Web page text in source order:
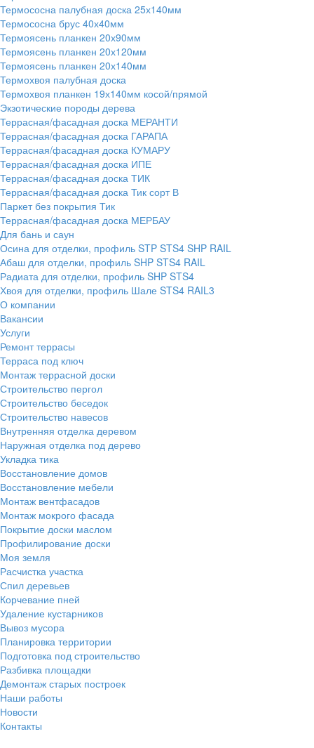
Термососна палубная доска 25х140мм
Термососна брус 40х40мм
Термоясень планкен 20х90мм
Термоясень планкен 20х120мм
Термоясень планкен 20х140мм
Термохвоя палубная доска
Термохвоя планкен 19х140мм косой/прямой
Экзотические породы дерева
Террасная/фасадная доска МЕРАНТИ
Террасная/фасадная доска ГАРАПА
Террасная/фасадная доска КУМАРУ
Террасная/фасадная доска ИПЕ
Террасная/фасадная доска ТИК
Террасная/фасадная доска Тик сорт В
Паркет без покрытия Тик
Террасная/фасадная доска МЕРБАУ
Для бань и саун
Осина для отделки, профиль STP STS4 SHP RAIL
Абаш для отделки, профиль SHP STS4 RAIL
Радиата для отделки, профиль SHP STS4
Хвоя для отделки, профиль Шале STS4 RAIL3
О компании
Вакансии
Услуги
Ремонт террасы
Терраса под ключ
Монтаж террасной доски
Строительство пергол
Строительство беседок
Строительство навесов
Внутренняя отделка деревом
Наружная отделка под дерево
Укладка тика
Восстановление домов
Восстановление мебели
Монтаж вентфасадов
Монтаж мокрого фасада
Покрытие доски маслом
Профилирование доски
Моя земля
Расчистка участка
Спил деревьев
Корчевание пней
Удаление кустарников
Вывоз мусора
Планировка территории
Подготовка под строительство
Разбивка площадки
Демонтаж старых построек
Наши работы
Новости
Контакты